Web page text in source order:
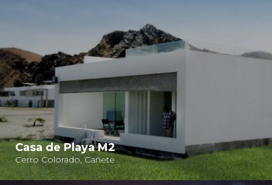
Casa de Playa M2
Cerro Colorado, Cañete